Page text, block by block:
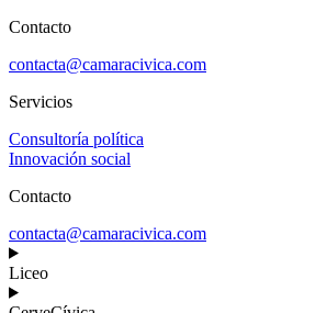
Contacto
contacta@camaracivica.com
Servicios
Consultoría política
Innovación social
Contacto
contacta@camaracivica.com
Liceo